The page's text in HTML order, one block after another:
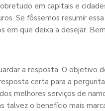
em capitais e
Se fôssemos resumir
que deixa a desejar.
a resposta. O objetivo
certa para a
melhores serviços de
talvez o benefício mais